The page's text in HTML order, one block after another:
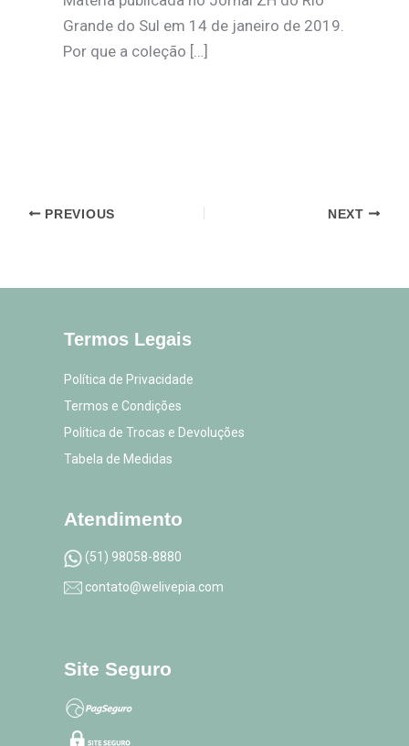
Grande do Sul em 14 de janeiro de 2019.
Por que a coleção […]
PREVIOUS NEXT
Termos Legais
Política de Privacidade
Termos e Condições
Política de Trocas e Devoluções
Tabela de Medidas
Atendimento
(51) 98058-8880
contato@welivepia.com
Site Seguro